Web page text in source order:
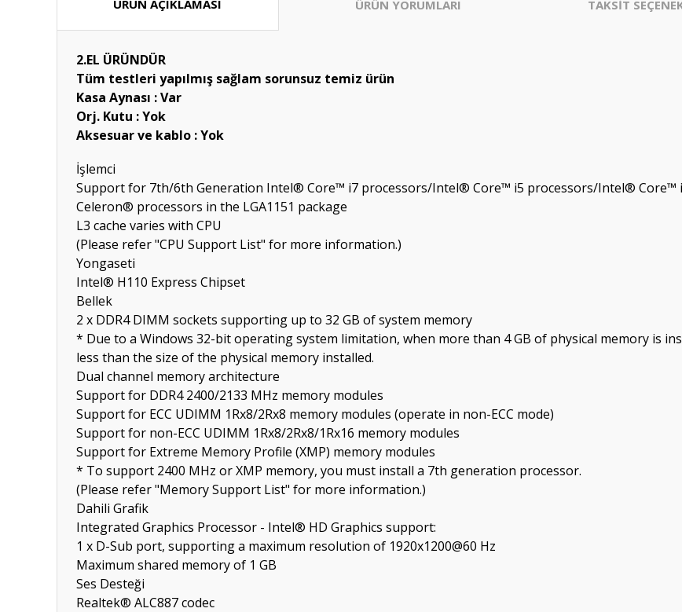
ÜRÜN AÇIKLAMASI ÜRÜN YORUMLARI TAKSİT
2.EL ÜRÜNDÜR
Tüm testleri yapılmış sağlam sorunsuz temiz ürün
Kasa Aynası : Var
Orj. Kutu : Yok
Aksesuar ve kablo : Yok
İşlemci
Support for 7th/6th Generation Intel® Core™ i7 processors/Intel® Core™ i5 processors/Intel®
Celeron® processors in the LGA1151 package
L3 cache varies with CPU
(Please refer "CPU Support List" for more information.)
Yongaseti
Intel® H110 Express Chipset
Bellek
2 x DDR4 DIMM sockets supporting up to 32 GB of system memory
* Due to a Windows 32-bit operating system limitation, when more than 4 GB of physical memory is
less than the size of the physical memory installed.
Dual channel memory architecture
Support for DDR4 2400/2133 MHz memory modules
Support for ECC UDIMM 1Rx8/2Rx8 memory modules (operate in non-ECC mode)
Support for non-ECC UDIMM 1Rx8/2Rx8/1Rx16 memory modules
Support for Extreme Memory Profile (XMP) memory modules
* To support 2400 MHz or XMP memory, you must install a 7th generation processor.
(Please refer "Memory Support List" for more information.)
Dahili Grafik
Integrated Graphics Processor - Intel® HD Graphics support:
1 x D-Sub port, supporting a maximum resolution of 1920x1200@60 Hz
Maximum shared memory of 1 GB
Ses Desteği
Realtek® ALC887 codec